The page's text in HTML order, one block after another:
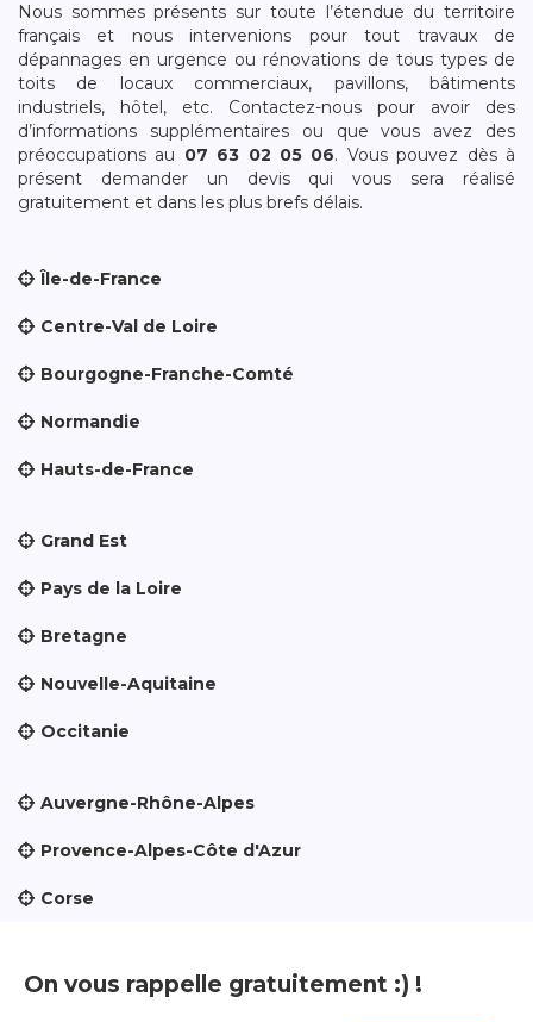
Nous sommes présents sur toute l’étendue du territoire
français et nous intervenions pour tout travaux de
dépannages en urgence ou rénovations de tous types de
toits de locaux commerciaux, pavillons, bâtiments
industriels, hôtel, etc. Contactez-nous pour avoir des
d’informations supplémentaires ou que vous avez des
préoccupations au 07 63 02 05 06. Vous pouvez dès à
présent demander un devis qui vous sera réalisé
gratuitement et dans les plus brefs délais.
Île-de-France
Centre-Val de Loire
Bourgogne-Franche-Comté
Normandie
Hauts-de-France
Grand Est
Pays de la Loire
Bretagne
Nouvelle-Aquitaine
Occitanie
Auvergne-Rhône-Alpes
Provence-Alpes-Côte d'Azur
Corse
On vous rappelle gratuitement :) !